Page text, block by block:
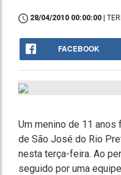
28/04/2010 00:00:00 |
FACEBOOK
Um menino de 11
de São José do Rio
nesta terça-feira. Ao
seguido por uma